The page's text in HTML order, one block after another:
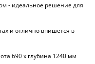
- идеальное решение для
и отлично впишется в
690 х глубина 1240 мм